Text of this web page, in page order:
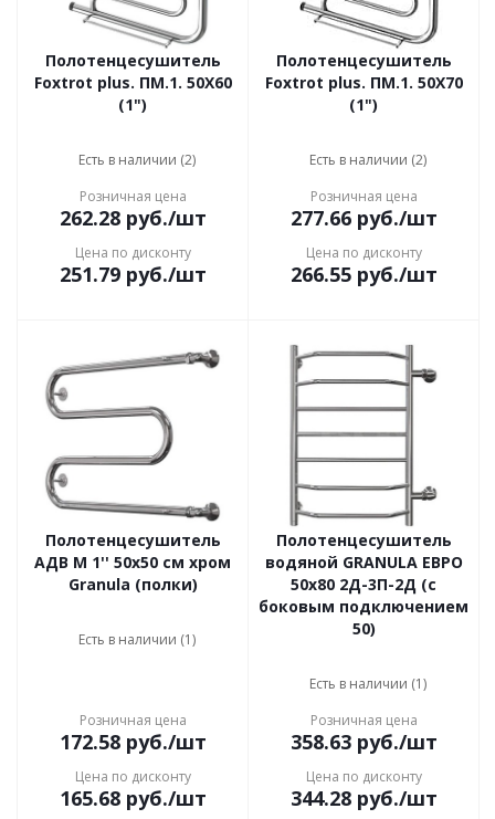
Полотенцесушитель
Foxtrot plus. ПМ.1. 50Х60
(1")
Есть в наличии (2)
Розничная цена
262.28руб./шт
Цена по дисконту
251.79руб./шт
Полотенцесушитель
Foxtrot plus. ПМ.1. 50Х70
(1")
Есть в наличии (2)
Розничная цена
277.66руб./шт
Цена по дисконту
266.55руб./шт
Полотенцесушитель
АДВ М 1'' 50x50 см хром
Granula (полки)
Есть в наличии (1)
Розничная цена
172.58руб./шт
Цена по дисконту
165.68руб./шт
Полотенцесушитель
водяной GRANULA ЕВРО
50х80 2Д-3П-2Д (с
боковым подключением
50)
Есть в наличии (1)
Розничная цена
358.63руб./шт
Цена по дисконту
344.28руб./шт